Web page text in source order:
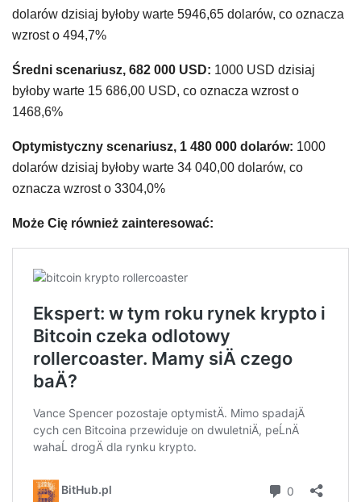
dolarów dzisiaj byłoby warte 5946,65 dolarów, co oznacza
wzrost o 494,7%
Średni scenariusz, 682 000 USD: 1000 USD dzisiaj
byłoby warte 15 686,00 USD, co oznacza wzrost o
1468,6%
Optymistyczny scenariusz, 1 480 000 dolarów: 1000
dolarów dzisiaj byłoby warte 34 040,00 dolarów, co
oznacza wzrost o 3304,0%
Może Cię również zainteresować: